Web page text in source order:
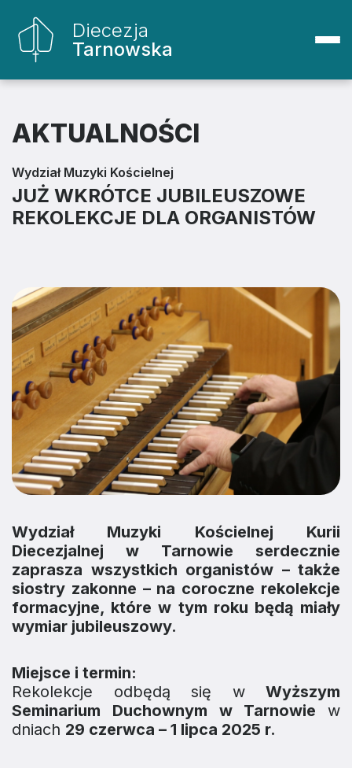
Diecezja
Tarnowska
AKTUALNOŚCI
Wydział Muzyki Kościelnej
JUŻ WKRÓTCE JUBILEUSZOWE
REKOLEKCJE DLA ORGANISTÓW
Wydział Muzyki Kościelnej Kurii
Diecezjalnej w Tarnowie serdecznie
zaprasza wszystkich organistów – także
siostry zakonne – na coroczne rekolekcje
formacyjne, które w tym roku będą miały
wymiar jubileuszowy.
Miejsce i termin:
Rekolekcje odbędą się w Wyższym
Seminarium Duchownym w Tarnowie w
dniach 29 czerwca – 1 lipca 2025 r.